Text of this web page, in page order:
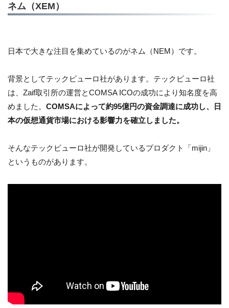
ネム（XEM）
日本で大きな注目を集めているのがネム（NEM）です。
背景としてテックビューロ社があります。テックビューロ社
は、Zaif取引所の運営とCOMSA ICOの成功により知名度を高
めました。 COMSAによって約95億円の資金調達に成功し、日
本の仮想通貨市場における影響力を確立しました。
そんなテックビューロ社が開発しているプロダクト「mijin」
というものがあります。